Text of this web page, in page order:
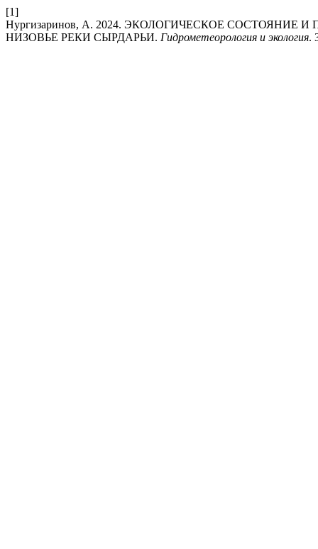
[1]
Нургизаринов, А. 2024. ЭКОЛОГИЧЕСКОЕ
НИЗОВЬЕ РЕКИ СЫРДАРЬИ. Гидрометеорология и экология.